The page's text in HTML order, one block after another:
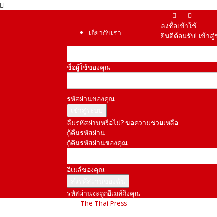
เกี่ยวกับเรา
ลงชื่อเข้าใช้
ยินดีต้อนรับ! เข้า
ชื่อผู้ใช้ของคุณ
รหัสผ่านของคุณ
ลืมรหัสผ่านหรือไม่? ขอความช่วยเหลือ
กู้คืนรหัสผ่าน
กู้คืนรหัสผ่านของคุณ
อีเมล์ของคุณ
รหัสผ่านจะถูกอีเมล์ถึงคุณ
The Thai Press